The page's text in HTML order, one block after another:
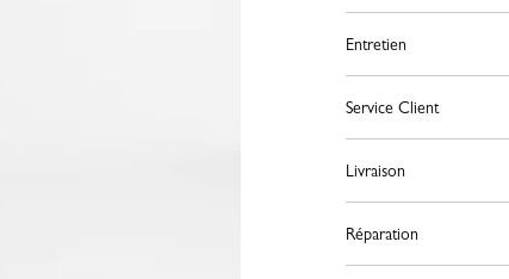
Entretien
Service Client
Livraison
Réparation